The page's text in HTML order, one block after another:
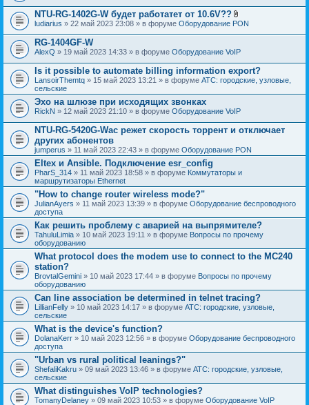
о
ж
е
н
и
я
NTU-RG-1402G-W будет работатет от 10.6V??
В
о
е
н
и
я
ludiarius » 22 май 2023 23:08 » в форуме Оборудование PON
RG-1404GF-W
AlexQ » 19 май 2023 14:33 » в форуме Оборудование VoIP
Is it possible to automate billing information export?
LansoirThemtq » 15 май 2023 13:21 » в форуме АТС: городские, узловые,
сельские
Эхо на шлюзе при исходящих звонках
RickN » 12 май 2023 21:10 » в форуме Оборудование VoIP
NTU-RG-5420G-Wac режет скорость торрент и отключает
других абонентов
jumperus » 11 май 2023 22:43 » в форуме Оборудование PON
Eltex и Ansible. Подключение esr_config
PharS_314 » 11 май 2023 18:58 » в форуме Коммутаторы и
маршрутизаторы Ethernet
"How to change router wireless mode?"
JulianAyers » 11 май 2023 13:39 » в форуме Оборудование беспроводного
доступа
Как решить проблему с аварией на выпрямителе?
TahuluLimia » 10 май 2023 19:11 » в форуме Вопросы по прочему
оборудованию
What protocol does the modem use to connect to the MC240
station?
BrovtalGemini » 10 май 2023 17:44 » в форуме Вопросы по прочему
оборудованию
Can line association be determined in telnet tracing?
LillianFelly » 10 май 2023 14:17 » в форуме АТС: городские, узловые,
сельские
What is the device's function?
DolanaKerr » 10 май 2023 12:56 » в форуме Оборудование беспроводного
доступа
"Urban vs rural political leanings?"
ShefaliKakru » 09 май 2023 13:46 » в форуме АТС: городские, узловые,
сельские
What distinguishes VoIP technologies?
TomanyDelaney » 09 май 2023 10:53 » в форуме Оборудование VoIP